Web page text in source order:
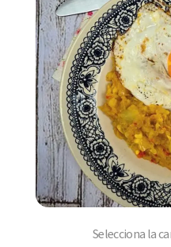
Selecciona la